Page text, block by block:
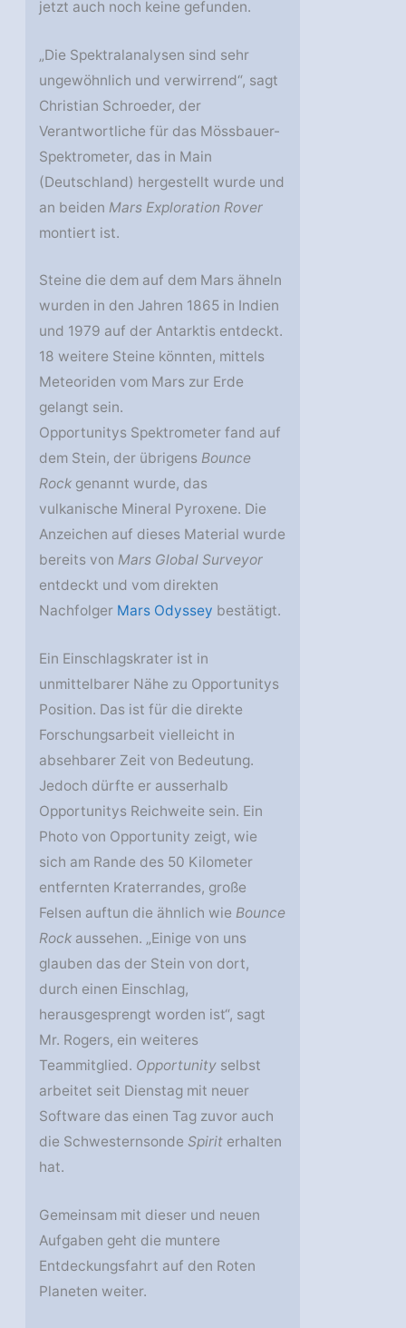
jetzt auch noch keine gefunden.
„Die Spektralanalysen sind sehr
ungewöhnlich und verwirrend“, sagt
Christian Schroeder, der
Verantwortliche für das Mössbauer-
Spektrometer, das in Main
(Deutschland) hergestellt wurde und
an beiden Mars Exploration Rover
montiert ist.
Steine die dem auf dem Mars ähneln
wurden in den Jahren 1865 in Indien
und 1979 auf der Antarktis entdeckt.
18 weitere Steine könnten, mittels
Meteoriden vom Mars zur Erde
gelangt sein.
Opportunitys Spektrometer fand auf
dem Stein, der übrigensBounce
Rock genannt wurde, das
vulkanische Mineral Pyroxene. Die
Anzeichen auf dieses Material wurde
bereits vonMars Global Surveyor
entdeckt und vom direkten
Nachfolger Mars Odyssey bestätigt.
Ein Einschlagskrater ist in
unmittelbarer Nähe zu Opportunitys
Position. Das ist für die direkte
Forschungsarbeit vielleicht in
absehbarer Zeit von Bedeutung.
Jedoch dürfte er ausserhalb
Opportunitys Reichweite sein. Ein
Photo von Opportunity zeigt, wie
sich am Rande des 50 Kilometer
entfernten Kraterrandes, große
Felsen auftun die ähnlich wieBounce
Rock aussehen. „Einige von uns
glauben das der Stein von dort,
durch einen Einschlag,
herausgesprengt worden ist“, sagt
Mr. Rogers, ein weiteres
Teammitglied. Opportunity selbst
arbeitet seit Dienstag mit neuer
Software das einen Tag zuvor auch
die SchwesternsondeSpirit erhalten
hat.
Gemeinsam mit dieser und neuen
Aufgaben geht die muntere
Entdeckungsfahrt auf den Roten
Planeten weiter.